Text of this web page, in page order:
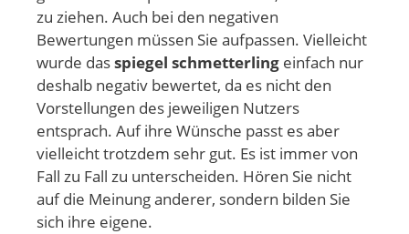
zu ziehen. Auch bei den negativen
Bewertungen müssen Sie aufpassen. Vielleicht
wurde dasspiegel schmetterling einfach nur
deshalb negativ bewertet, da es nicht den
Vorstellungen des jeweiligen Nutzers
entsprach. Auf ihre Wünsche passt es aber
vielleicht trotzdem sehr gut. Es ist immer von
Fall zu Fall zu unterscheiden. Hören Sie nicht
auf die Meinung anderer, sondern bilden Sie
sich ihre eigene.